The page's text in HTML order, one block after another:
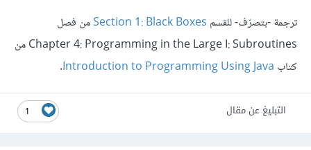
ترجمة -بتصرّف- للقسم Section 1: Black Boxesمن فصل
Chapter 4: Programming in the Large I: Subroutines من
كتاب Introduction to Programming Using Java
.
1 التبليغ عن مقال